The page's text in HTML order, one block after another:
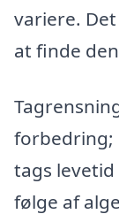
variere.
at finde
forbedring;
tags
følge af